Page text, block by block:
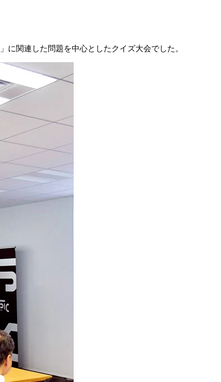
」に関連した問題を中心としたクイズ大会でした。